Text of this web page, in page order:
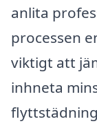
anlita
processen
viktigt att
inhneta